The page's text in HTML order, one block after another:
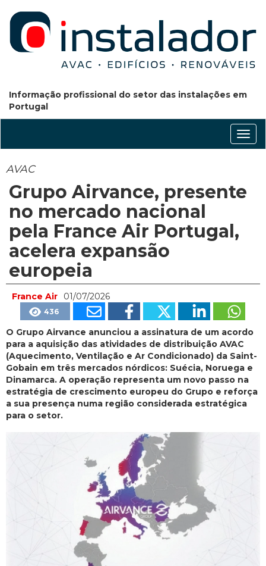
Informação profissional do setor das instalações em
Portugal
AVAC
Grupo Airvance, presente
no mercado nacional
pela France Air Portugal,
acelera expansão
europeia
France Air 01/07/2026
436
O Grupo Airvance anunciou a assinatura de um acordo
para a aquisição das atividades de distribuição AVAC
(Aquecimento, Ventilação e Ar Condicionado) da Saint-
Gobain em três mercados nórdicos: Suécia, Noruega e
Dinamarca. A operação representa um novo passo na
estratégia de crescimento europeu do Grupo e reforça
a sua presença numa região considerada estratégica
para o setor.